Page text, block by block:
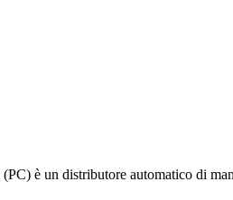
(PC) è un distributore automatico di